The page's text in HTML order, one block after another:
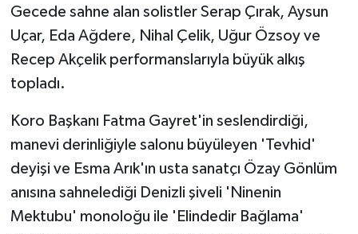
Gecede sahne alan solistler Serap Çırak, Aysun
Uçar, Eda Ağdere, Nihal Çelik, Uğur Özsoy ve
Recep Akçelik performanslarıyla büyük alkış
topladı.
Koro Başkanı Fatma Gayret'in seslendirdiği,
manevi derinliğiyle salonu büyüleyen 'Tevhid'
deyişi ve Esma Arık'ın usta sanatçı Özay Gönlüm
anısına sahnelediği Denizli şiveli 'Ninenin
Mektubu' monoloğu ile 'Elindedir Bağlama'